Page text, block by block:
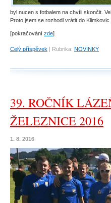
byl nucen s fotbalem na chvíli skončit.
Proto jsem se rozhodl vrátit do
[pokračování zde]
Celý příspěvek | Rubrika: NOVINKY
39. ROČNÍK
ŽELEZNICE 2016
1. 8. 2016